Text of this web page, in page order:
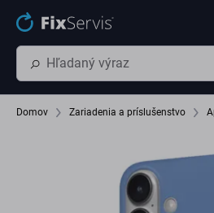
Preskočiť na hlavný obsah
Domov Zariadenia a príslušenstvo